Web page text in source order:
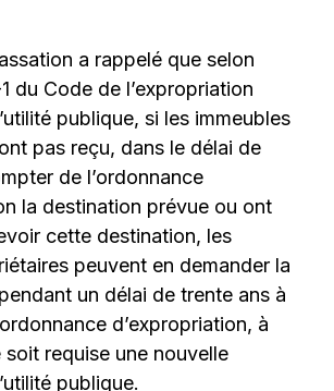
a rappelé que selon
du Code de l’expropriation
publique, si les immeubles
pas reçu, dans le délai de
de l’ordonnance
la destination prévue ou ont
cette destination, les
peuvent en demander la
un délai de trente ans à
d’expropriation, à
soit requise une nouvelle
publique.